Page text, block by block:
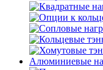
Алюминиевые